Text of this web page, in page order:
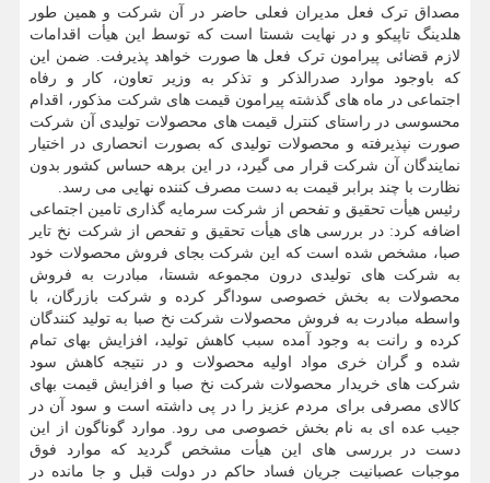
مصداق ترک فعل مدیران فعلی حاضر در آن شرکت و همین طور
هلدینگ تاپیکو و در نهایت شستا است که توسط این هیأت اقدامات
لازم قضائی پیرامون ترک فعل ها صورت خواهد پذیرفت. ضمن این
که باوجود موارد صدرالذکر و تذکر به وزیر تعاون، کار و رفاه
اجتماعی در ماه های گذشته پیرامون قیمت های شرکت مذکور، اقدام
محسوسی در راستای کنترل قیمت های محصولات تولیدی آن شرکت
صورت نپذیرفته و محصولات تولیدی که بصورت انحصاری در اختیار
نمایندگان آن شرکت قرار می گیرد، در این برهه حساس کشور بدون
نظارت با چند برابر قیمت به دست مصرف کننده نهایی می رسد.
رئیس هیأت تحقیق و تفحص از شرکت سرمایه گذاری تامین اجتماعی
اضافه کرد: در بررسی های هیأت تحقیق و تفحص از شرکت نخ تایر
صبا، مشخص شده است که این شرکت بجای فروش محصولات خود
به شرکت های تولیدی درون مجموعه شستا، مبادرت به فروش
محصولات به بخش خصوصی سوداگر کرده و شرکت بازرگان، با
واسطه مبادرت به فروش محصولات شرکت نخ صبا به تولید کنندگان
کرده و رانت به وجود آمده سبب کاهش تولید، افزایش بهای تمام
شده و گران خری مواد اولیه محصولات و در نتیجه کاهش سود
شرکت های خریدار محصولات شرکت نخ صبا و افزایش قیمت بهای
کالای مصرفی برای مردم عزیز را در پی داشته است و سود آن در
جیب عده ای به نام بخش خصوصی می رود. موارد گوناگون از این
دست در بررسی های این هیأت مشخص گردید که موارد فوق
موجبات عصبانیت جریان فساد حاکم در دولت قبل و جا مانده در